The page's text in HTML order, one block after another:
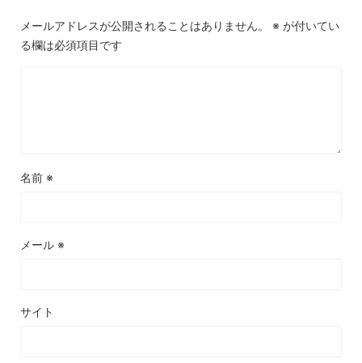
メールアドレスが公開されることはありません。 ※ が付いてい
る欄は必須項目です
名前 ※
メール ※
サイト